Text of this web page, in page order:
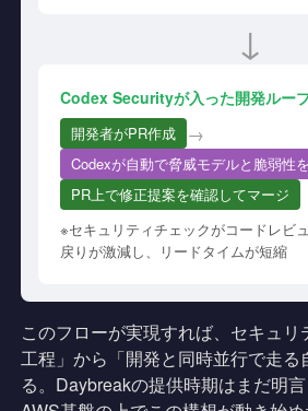
↓
Codex Securityが入った開発ルー
開発者がPR作成 →
Codexが自動で脅威モデルと脆弱性
PR上で修正提案を確認してマージ
※セキュリティチェックがコードレビ
戻りが激減し、リードタイムが短縮
このフローが実現すれば、セキュ
工程」から「開発と同時並行で走る
る。Daybreakの提供時期はまだ明言